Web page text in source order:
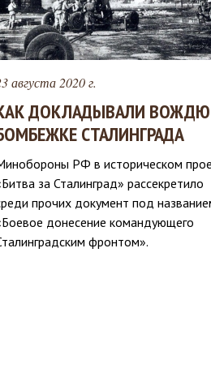
августа 2020 г.
ДОКЛАДЫВАЛИ
СТАЛИНГРАДА
РФ в историческом
за Сталинград» рассекретило
прочих документ под
донесение командующего
фронтом».